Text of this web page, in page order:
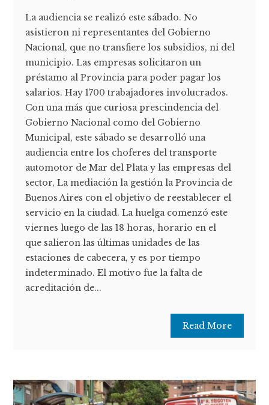
La audiencia se realizó este sábado. No
asistieron ni representantes del Gobierno
Nacional, que no transfiere los subsidios, ni del
municipio. Las empresas solicitaron un
préstamo al Provincia para poder pagar los
salarios. Hay 1700 trabajadores involucrados.
Con una más que curiosa prescindencia del
Gobierno Nacional como del Gobierno
Municipal, este sábado se desarrolló una
audiencia entre los choferes del transporte
automotor de Mar del Plata y las empresas del
sector, La mediación la gestión la Provincia de
Buenos Aires con el objetivo de reestablecer el
servicio en la ciudad. La huelga comenzó este
viernes luego de las 18 horas, horario en el
que salieron las últimas unidades de las
estaciones de cabecera, y es por tiempo
indeterminado. El motivo fue la falta de
acreditación de...
Read More